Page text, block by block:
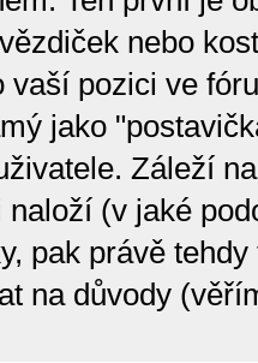
nebo
vaší pozici ve
jako
Záleží
(v jaké
pak právě
na důvody